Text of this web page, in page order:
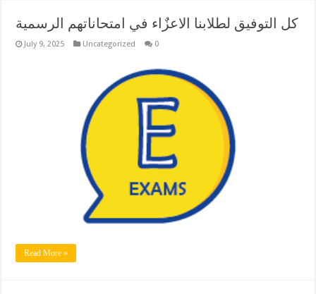
كل التوفيق لطلابنا الاعزٌاء في امتحاناتهم الرسمية
July 9, 2025 Uncategorized 0
Read More »